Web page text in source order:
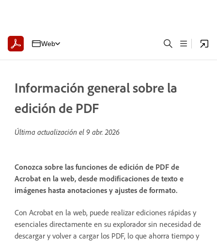
Web
Información general sobre la
edición de PDF
Última actualización el 9 abr. 2026
Conozca sobre las funciones de edición de PDF de
Acrobat en la web, desde modificaciones de texto e
imágenes hasta anotaciones y ajustes de formato.
Con Acrobat en la web, puede realizar ediciones rápidas y
esenciales directamente en su explorador sin necesidad de
descargar y volver a cargar los PDF, lo que ahorra tiempo y